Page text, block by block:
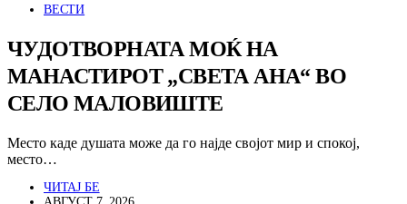
ВЕСТИ
ЧУДОТВОРНАТА МОЌ НА
МАНАСТИРОТ „СВЕТА АНА“ ВО
СЕЛО МАЛОВИШТЕ
Место каде душата може да го најде својот мир и спокој,
место…
ЧИТАЈ БЕ